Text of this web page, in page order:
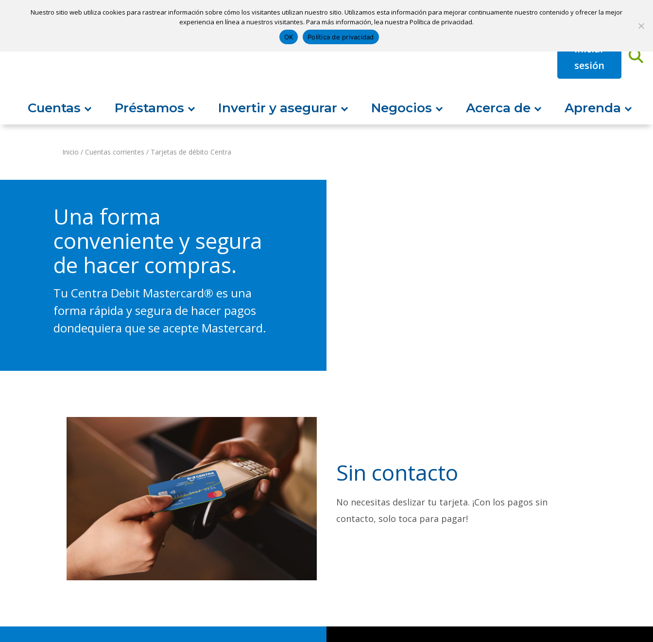
Ubicaciones Sacar una cita Solicitar un préstamo Pagar mi préstamo
Iniciar
sesión
Cuentas Préstamos Invertir y asegurar Negocios Acerca de Aprenda
Inicio / Cuentas corrientes / Tarjetas de débito Centra
Una forma
conveniente y segura
de hacer compras.
Tu Centra Debit Mastercard® es una
forma rápida y segura de hacer pagos
dondequiera que se acepte Mastercard.
Sin contacto
No necesitas deslizar tu tarjeta. ¡Con los pagos sin
contacto, solo toca para pagar!
Nuestro sitio web utiliza cookies para rastrear información sobre cómo los visitantes utilizan nuestro sitio. Utilizamos esta información para mejorar continuamente nuestro contenido y ofrecer la mejor
experiencia en línea a nuestros visitantes. Para más información, lea nuestra Política de privacidad.
OK Política de privacidad